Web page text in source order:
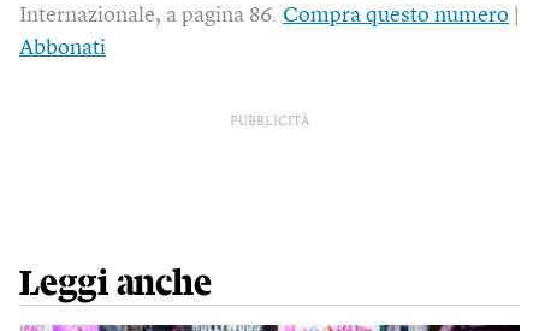
Internazionale, a pagina 86. Compra questo numero
Abbonati
PUBBLICITÀ
Leggi anche